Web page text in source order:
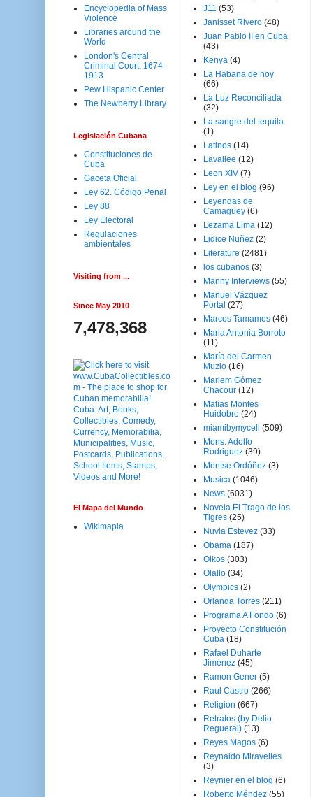
Encyclopedia of Mass
Violence
Libraries around the
World
London's Central
Criminal Court, 1674 -
1913
Pew Hispanic Center
The Newberry Library
Legislación Cubana
Constituciones de
Cuba
Gaceta Oficial
Ley 62. Código Penal
Ley 88
Ley Electoral
Regulaciones
ambientales
Visiting from ...
Since May 2010
7,478,368
El Mapa del Mundo
Wikimapia
J11 (53)
Janisset Rivero (48)
Juan Pablo II en Cuba
(43)
Kenya (4)
La Habana de hoy
(66)
La Luz Reconciliada
(32)
La sangre del tequila
(1)
Latinos (14)
Lavallee (12)
Leon XIV (7)
Ley en el blog (96)
Leyendas de
Camagüey (6)
Lezama Lima (12)
Lidice Nuñez (2)
Literature (2481)
los cubanos (3)
Manny Interviews (55)
Manuel Vázquez
Portal (27)
Marcos Tamames (46)
Maria Antonia Borroto
(11)
María del Carmen
Muzio (16)
Mariem Gómez
Chacour (12)
Matías Montes
Huidobro (24)
miamibymycell
(509)
Mons. Adolfo
Rodriguez (39)
Montse Ordóñez (3)
Musica (1046)
News (6031)
Novela El Trago de los
Tigres (25)
Nuvia Estevez (33)
Obama (187)
Oikos (303)
Olallo (34)
Olympics (2)
Orlanda Torres (211)
Programa A Fondo (6)
Proyecto Constitución
Cuba (18)
Rafael Duharte
Jiménez (45)
Ramon Gener (5)
Raul Castro (266)
Religion (667)
Retratos (by Delio
Regueral) (13)
Reyes Magos (6)
Reynaldo Miravelles
(3)
Reynier en el blog (6)
Roberto Méndez (55)